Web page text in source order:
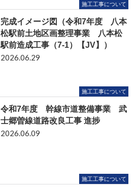
施工工事について
完成イメージ図（令和7年度 八本
松駅前土地区画整理事業 八本松
駅前造成工事（7-1）【JV】）
施工工事について
2026.06.29
令和7年度 幹線市道整備事業 武
士郷曽線道路改良工事 進捗
施工工事について
2026.06.09